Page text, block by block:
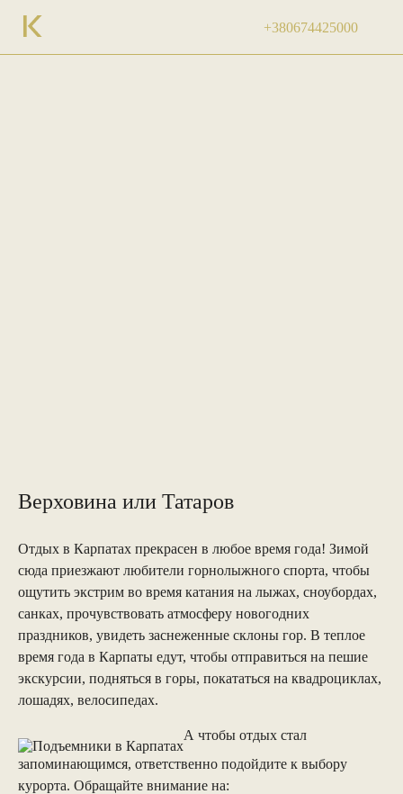
+380674425000
Верховина или Татаров
Отдых в Карпатах прекрасен в любое время года! Зимой
сюда приезжают любители горнолыжного спорта, чтобы
ощутить экстрим во время катания на лыжах, сноубордах,
санках, прочувствовать атмосферу новогодних
праздников, увидеть заснеженные склоны гор. В теплое
время года в Карпаты едут, чтобы отправиться на пешие
экскурсии, подняться в горы, покататься на квадроциклах,
лошадях, велосипедах.
А чтобы отдых стал
запоминающимся, ответственно подойдите к выбору
курорта. Обращайте внимание на: